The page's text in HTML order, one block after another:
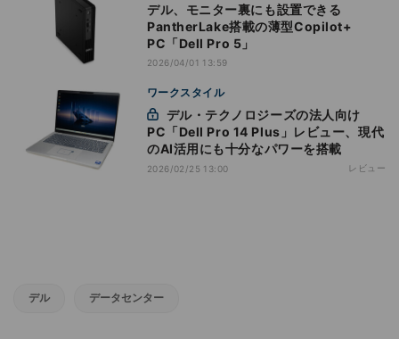
デル、モニター裏にも設置できる
PantherLake搭載の薄型Copilot+
PC「Dell Pro 5」
2026/04/01 13:59
ワークスタイル
PC「Dell Pro 14 Plus」レビュー、現代
のAI活用にも十分なパワーを搭載
2026/02/25 13:00 レビュー
デル データセンター